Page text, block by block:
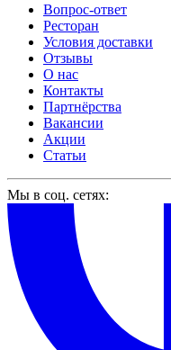
Вопрос-ответ
Ресторан
Условия доставки
Отзывы
О нас
Контакты
Партнёрства
Вакансии
Акции
Статьи
Мы в соц. сетях: